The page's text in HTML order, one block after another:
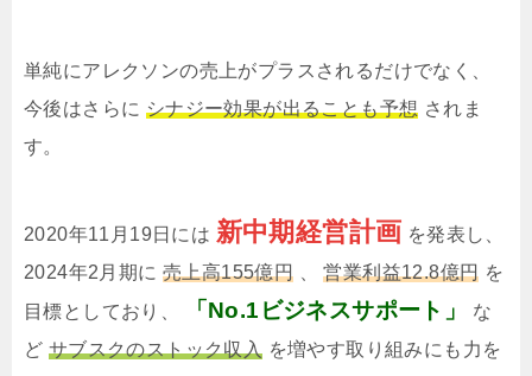
単純にアレクソンの売上がプラスされるだけでなく、
今後はさらに シナジー効果が出ることも予想 されま
す。
2020年11月19日には 新中期経営計画 を発表し、
2024年2月期に 売上高155億円 、営業利益12.8億円 を
目標としており、
「No.1ビジネスサポート」
な
ど サブスクのストック収入 を増やす取り組みにも力を